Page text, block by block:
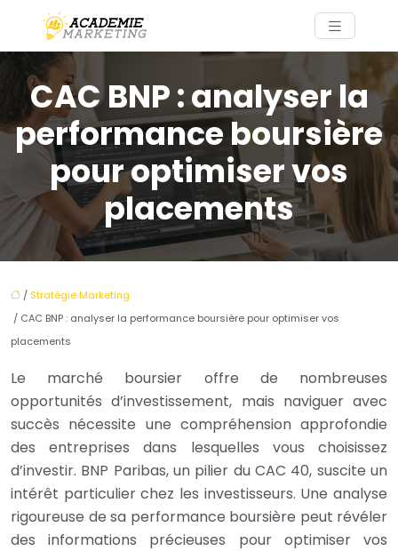
CAC BNP : analyser la
performance boursière
pour optimiser vos
placements
/ Stratégie Marketing
/ CAC BNP : analyser la performance boursière pour optimiser vos
placements
Le marché boursier offre de nombreuses
opportunités d’investissement, mais naviguer avec
succès nécessite une compréhension approfondie
des entreprises dans lesquelles vous choisissez
d’investir. BNP Paribas, un pilier du CAC 40, suscite un
intérêt particulier chez les investisseurs. Une analyse
rigoureuse de sa performance boursière peut révéler
des informations précieuses pour optimiser vos